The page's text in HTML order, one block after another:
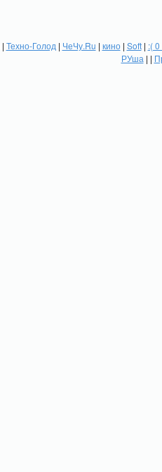
| Техно-Голод | ЧеЧу.Ru | кино| Soft| :(
РУша | |